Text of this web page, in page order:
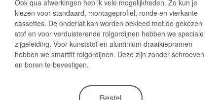
Ook qua afwerkingen heb ik vele mogelijkheden. Zo kun je
kiezen voor standaard, montageprofiel, ronde en vierkante
cassettes. De onderlat kan worden bekleed met de gekozen
stof en voor verduisterende rolgordijnen hebben we speciale
zijgeleiding. Voor kunststof en aluminium draaikiepramen
hebben we smartfit rolgordijnen. Deze zijn zonder schroeven
en boren te bevestigen.